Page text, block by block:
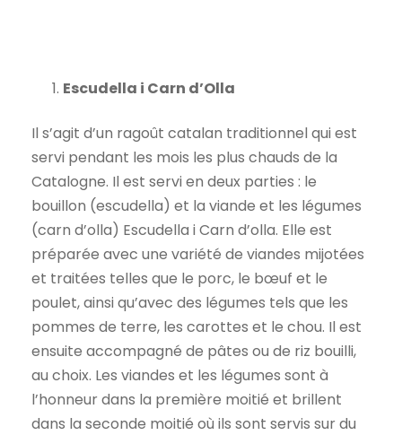
Escudella i Carn d’Olla
Il s’agit d’un ragoût catalan traditionnel qui est
servi pendant les mois les plus chauds de la
Catalogne. Il est servi en deux parties : le
bouillon (escudella) et la viande et les légumes
(carn d’olla) Escudella i Carn d’olla. Elle est
préparée avec une variété de viandes mijotées
et traitées telles que le porc, le bœuf et le
poulet, ainsi qu’avec des légumes tels que les
pommes de terre, les carottes et le chou. Il est
ensuite accompagné de pâtes ou de riz bouilli,
au choix. Les viandes et les légumes sont à
l’honneur dans la première moitié et brillent
dans la seconde moitié où ils sont servis sur du